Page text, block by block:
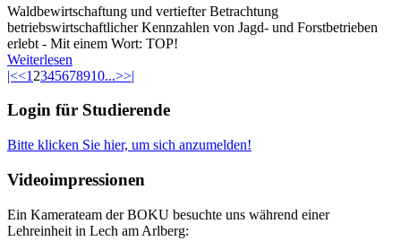
Waldbewirtschaftung und vertiefter Betrachtung
betriebswirtschaftlicher Kennzahlen von Jagd- und Forstbetrieben
erlebt - Mit einem Wort: TOP!
Weiterlesen
|<<1 2345678910...>>|
Login für Studierende
Bitte klicken Sie hier, um sich anzumelden!
Videoimpressionen
Ein Kamerateam der BOKU besuchte uns während einer
Lehreinheit in Lech am Arlberg: